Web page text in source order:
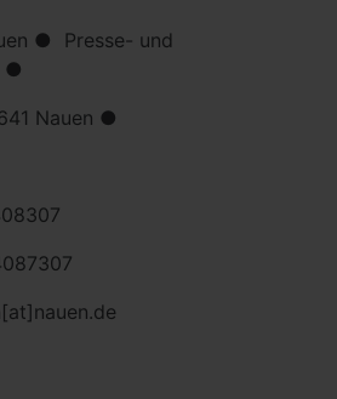
● Presse- und
●
Nauen ●